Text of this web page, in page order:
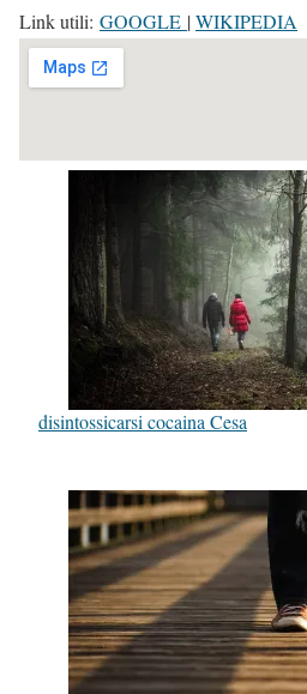
Link utili: GOOGLE |WIKIPEDIA
disintossicarsi cocaina Cesa